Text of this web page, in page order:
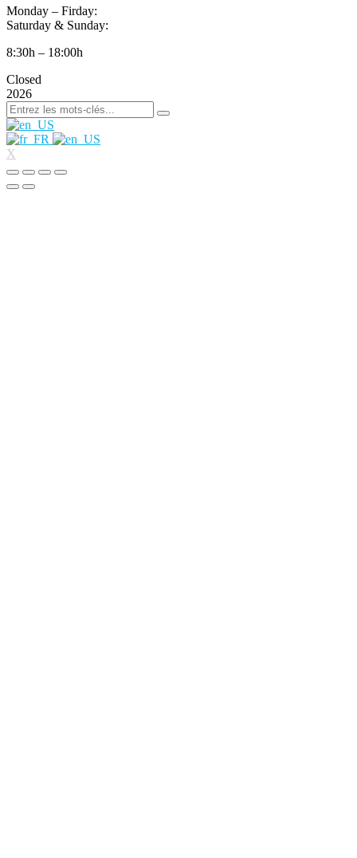
Monday – Firday:
Saturday & Sunday:
8:30h – 18:00h
Closed
2026
X